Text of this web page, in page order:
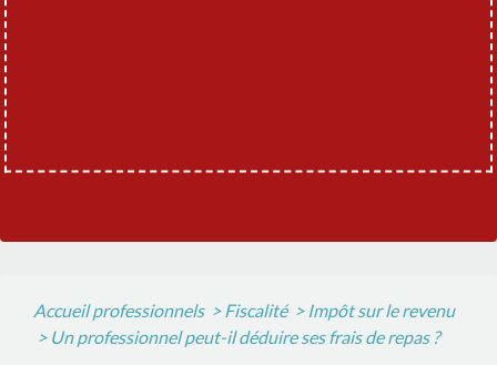
Accueil professionnels > Fiscalité > Impôt sur le revenu
> Un professionnel peut-il déduire ses frais de repas ?